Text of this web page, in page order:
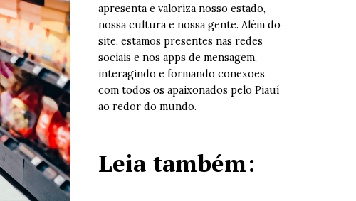
apresenta e valoriza nosso estado,
nossa cultura e nossa gente. Além do
site, estamos presentes nas redes
sociais e nos apps de mensagem,
interagindo e formando conexões
com todos os apaixonados pelo Piauí
ao redor do mundo.
Leia também: